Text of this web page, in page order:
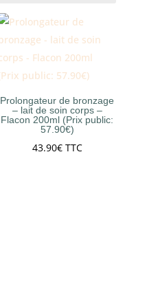
Prolongateur de bronzage
– lait de soin corps –
Flacon 200ml (Prix public:
57.90€)
43.90€ TTC